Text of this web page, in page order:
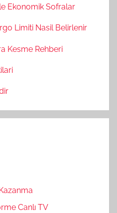
Ekonomik Sofralar
Limiti Nasil Belirlenir
Kesme Rehberi
Canlı TV